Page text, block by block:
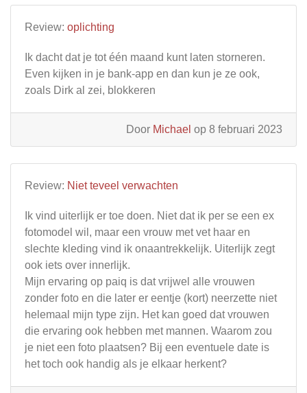
Review: oplichting
Ik dacht dat je tot één maand kunt laten storneren.
Even kijken in je bank-app en dan kun je ze ook,
zoals Dirk al zei, blokkeren
Door Michael op 8 februari 2023
Review: Niet teveel verwachten
Ik vind uiterlijk er toe doen. Niet dat ik per se een ex
fotomodel wil, maar een vrouw met vet haar en
slechte kleding vind ik onaantrekkelijk. Uiterlijk zegt
ook iets over innerlijk.
Mijn ervaring op paiq is dat vrijwel alle vrouwen
zonder foto en die later er eentje (kort) neerzette niet
helemaal mijn type zijn. Het kan goed dat vrouwen
die ervaring ook hebben met mannen. Waarom zou
je niet een foto plaatsen? Bij een eventuele date is
het toch ook handig als je elkaar herkent?